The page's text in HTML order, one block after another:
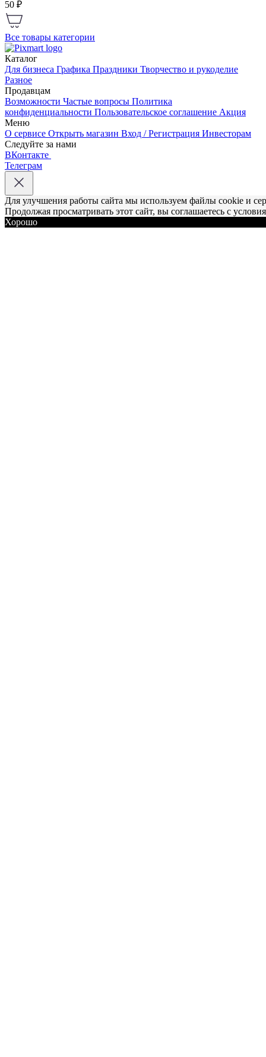
50 ₽
Все товары категории
Каталог
Для бизнеса Графика Праздники Творчество и рукоделие
Разное
Продавцам
Возможности Частые вопросы Политика
конфиденциальности Пользовательское соглашение Акция
Меню
О сервисе Открыть магазин Вход / Регистрация Инвесторам
Следуйте за нами
ВКонтакте
Телеграм
Для улучшения работы сайта мы используем файлы cookie и
Продолжая просматривать этот сайт, вы соглашаетесь с
Хорошо